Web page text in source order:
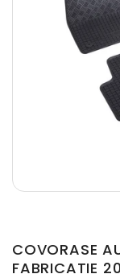
COVORASE
FABRICATIE